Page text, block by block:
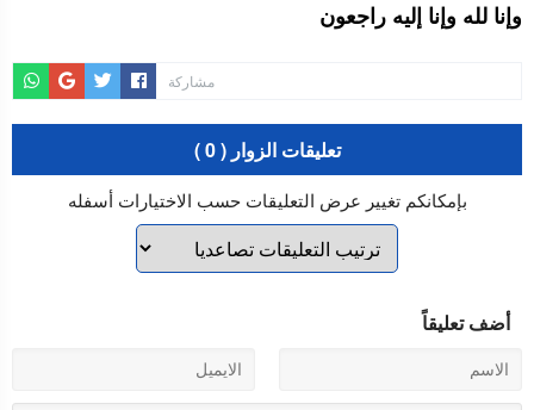
وإنا لله وإنا إليه راجعون
مشاركة
تعليقات الزوار ( 0 )
بإمكانكم تغيير عرض التعليقات حسب الاختيارات أسفله
أضف تعليقاً